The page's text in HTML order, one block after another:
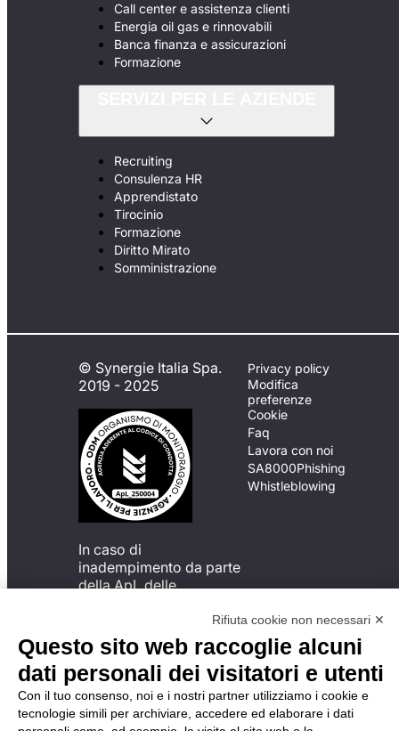
Call center e assistenza clienti
Energia oil gas e rinnovabili
Banca finanza e assicurazioni
Formazione
Recruiting
Consulenza HR
Apprendistato
Tirocinio
Formazione
Diritto Mirato
Somministrazione
© Synergie Italia Spa.
2019 - 2025
In caso di
inadempimento da parte
della ApL delle
del Codice di Condotta, è
possibile presentare un
reclamo
all’Organismo di
Monitoraggio utilizzando
una delle modalità
descritte al seguente
Privacy policy
Modifica
preferenze
Cookie
Faq
Lavora con noi
SA8000Phishing
Whistleblowing
Rifiuta cookie non necessari ✕
Questo sito web raccoglie alcuni
dati personali dei visitatori e utenti
Con il tuo consenso, noi e i nostri partner utilizziamo i cookie e
tecnologie simili per archiviare, accedere ed elaborare i dati